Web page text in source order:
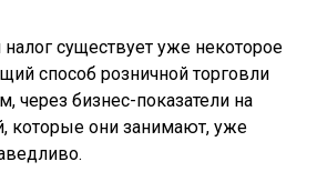
существует уже некоторое
способ розничной торговли
через бизнес-показатели на
которые они занимают, уже